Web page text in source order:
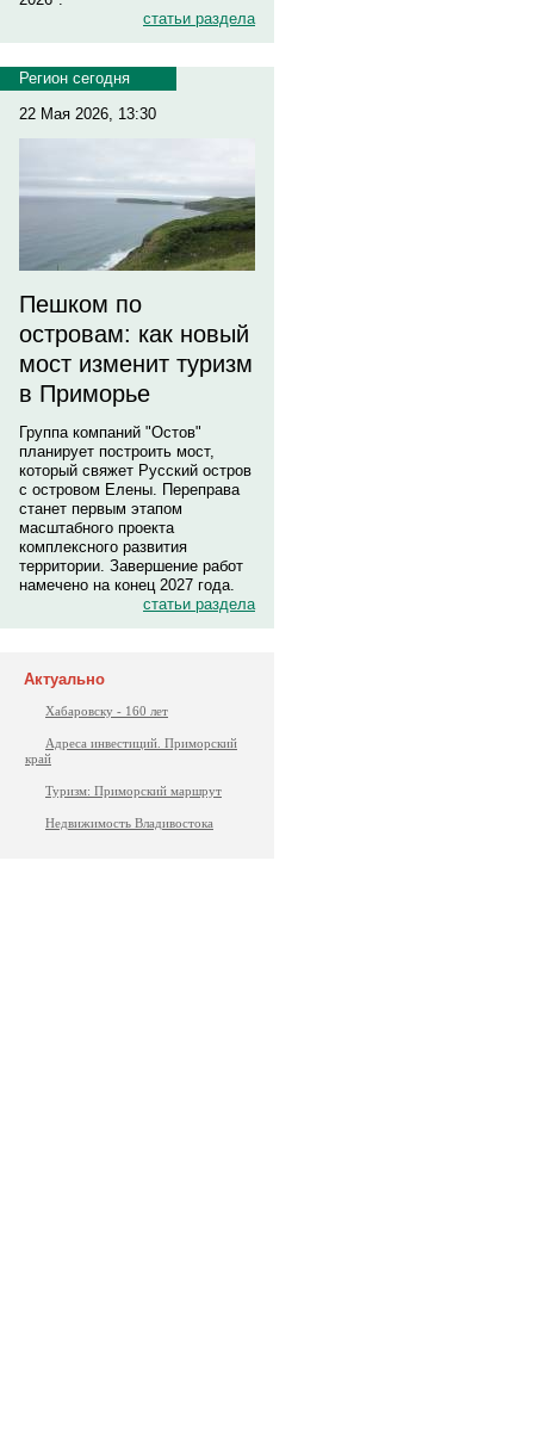
статьи раздела
Регион сегодня
22 Мая 2026, 13:30
Пешком по
островам: как новый
мост изменит туризм
в Приморье
Группа компаний "Остов"
планирует построить мост,
который свяжет Русский остров
с островом Елены. Переправа
станет первым этапом
масштабного проекта
комплексного развития
территории. Завершение работ
намечено на конец 2027 года.
статьи раздела
Актуально
Хабаровску - 160 лет
Адреса инвестиций. Приморский
край
Туризм: Приморский маршрут
Недвижимость Владивостока